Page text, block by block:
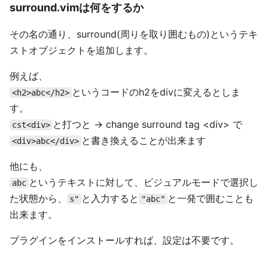
surround.vimは何をするか
その名の通り、surround(周りを取り囲むもの)というテキ
ストオブジェクトを追加します。
例えば、
<h2>abc</h2> というコードのh2をdivに変えるとしま
す。
cst<div> と打つと -> change surround tag <div> で
<div>abc</div> と書き換えることが出来ます
他にも、
abc というテキストに対して、ビジュアルモードで選択し
た状態から、
s" と入力すると "abc" と一発で囲むことも
出来ます。
プラグインをインストールすれば、設定は不要です。